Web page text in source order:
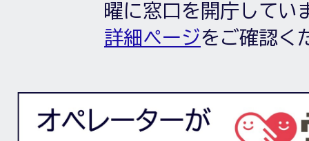
曜に窓口を開庁してい
詳細ページをご確認く